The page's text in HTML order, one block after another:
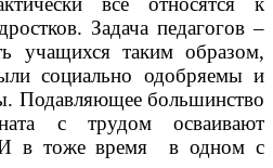
Задача педагогов –
учащихся таким образом,
социально одобряемы и
Подавляющее большинство
с трудом осваивают
И в тоже время в одном с